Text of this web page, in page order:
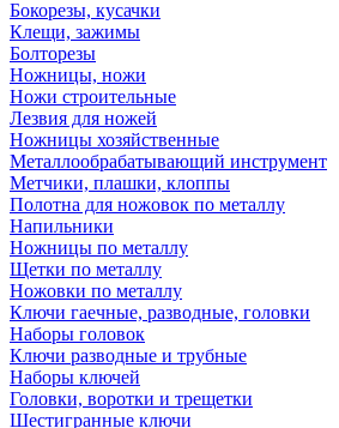
Бокорезы, кусачки
Клещи, зажимы
Болторезы
Ножницы, ножи
Ножи строительные
Лезвия для ножей
Ножницы хозяйственные
Металлообрабатывающий инструмент
Метчики, плашки, клоппы
Полотна для ножовок по металлу
Напильники
Ножницы по металлу
Щетки по металлу
Ножовки по металлу
Ключи гаечные, разводные, головки
Наборы головок
Ключи разводные и трубные
Наборы ключей
Головки, воротки и трещетки
Шестигранные ключи